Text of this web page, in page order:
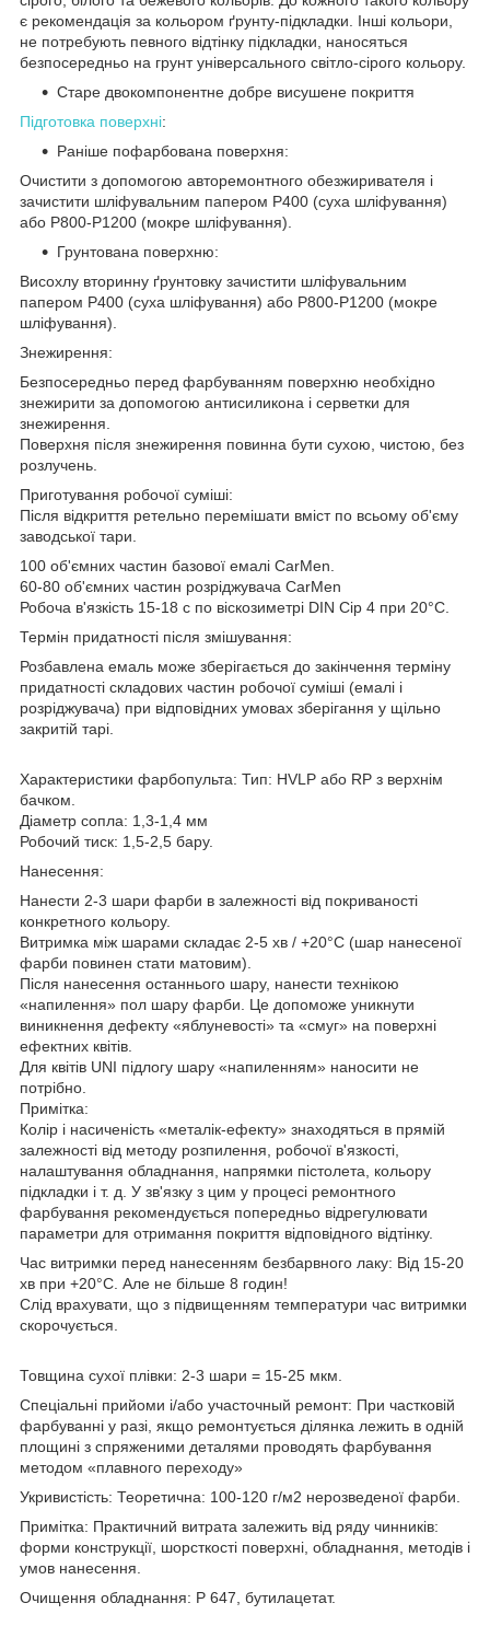
є рекомендація за кольором ґрунту-підкладки. Інші кольори,
не потребують певного відтінку підкладки, наносяться
безпосередньо на грунт універсального світло-сірого кольору.
Старе двокомпонентне добре висушене покриття
Підготовка поверхні:
Раніше пофарбована поверхня:
Очистити з допомогою авторемонтного обезжиривателя і
зачистити шліфувальним папером Р400 (суха шліфування)
або Р800-Р1200 (мокре шліфування).
Грунтована поверхню:
Висохлу вторинну ґрунтовку зачистити шліфувальним
папером Р400 (суха шліфування) або Р800-Р1200 (мокре
шліфування).
Знежирення:
Безпосередньо перед фарбуванням поверхню необхідно
знежирити за допомогою антисиликона і серветки для
знежирення.
Поверхня після знежирення повинна бути сухою, чистою, без
розлучень.
Приготування робочої суміші:
Після відкриття ретельно перемішати вміст по всьому об'єму
заводської тари.
100 об'ємних частин базової емалі CarMen.
60-80 об'ємних частин розріджувача CarMen
Робоча в'язкість 15-18 с по віскозиметрі DIN Сір 4 при 20°С.
Термін придатності після змішування:
Розбавлена емаль може зберігається до закінчення терміну
придатності складових частин робочої суміші (емалі і
розріджувача) при відповідних умовах зберігання у щільно
закритій тарі.
Характеристики фарбопульта: Тип: HVLP або RP з верхнім
бачком.
Діаметр сопла: 1,3-1,4 мм
Робочий тиск: 1,5-2,5 бару.
Нанесення:
Нанести 2-3 шари фарби в залежності від покриваності
конкретного кольору.
Витримка між шарами складає 2-5 хв / +20°С (шар нанесеної
фарби повинен стати матовим).
Після нанесення останнього шару, нанести технікою
«напилення» пол шару фарби. Це допоможе уникнути
виникнення дефекту «яблуневості» та «смуг» на поверхні
ефектних квітів.
Для квітів UNI підлогу шару «напиленням» наносити не
потрібно.
Примітка:
Колір і насиченість «металік-ефекту» знаходяться в прямій
залежності від методу розпилення, робочої в'язкості,
налаштування обладнання, напрямки пістолета, кольору
підкладки і т. д. У зв'язку з цим у процесі ремонтного
фарбування рекомендується попередньо відрегулювати
параметри для отримання покриття відповідного відтінку.
Час витримки перед нанесенням безбарвного лаку: Від 15-20
хв при +20°С. Але не більше 8 годин!
Слід врахувати, що з підвищенням температури час витримки
скорочується.
Товщина сухої плівки: 2-3 шари = 15-25 мкм.
Спеціальні прийоми і/або участочный ремонт: При частковій
фарбуванні у разі, якщо ремонтується ділянка лежить в одній
площині з спряженими деталями проводять фарбування
методом «плавного переходу»
Укривистість: Теоретична: 100-120 г/м2 нерозведеної фарби.
Примітка: Практичний витрата залежить від ряду чинників:
форми конструкції, шорсткості поверхні, обладнання, методів і
умов нанесення.
Очищення обладнання: Р 647, бутилацетат.